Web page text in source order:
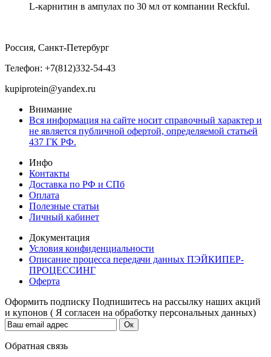
L-карнитин в ампулах по 30 мл от компании Reckful.
Россия, Санкт-Петербург
Телефон: +7(812)332-54-43
kupiprotein@yandex.ru
Внимание
Вся информация на сайте носит справочный характер и
не является публичной офертой, определяемой статьей
437 ГК РФ.
Инфо
Контакты
Доставка по РФ и СПб
Оплата
Полезные статьи
Личный кабинет
Документация
Условия конфиденциальности
Описание процесса передачи данных ПЭЙКИПЕР-
ПРОЦЕССИНГ
Оферта
Оформить подписку Подпишитесь на рассылку наших акций
и купонов ( Я согласен на обработку персональных данных)
Обратная связь